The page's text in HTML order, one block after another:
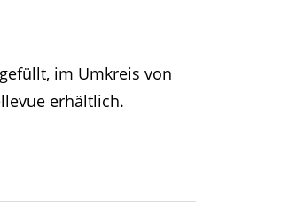
im Umkreis von
erhältlich.